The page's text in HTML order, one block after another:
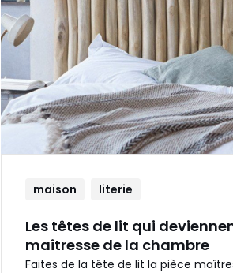
maison literie
Les têtes de lit qui
maîtresse de la chambre
Faites de la tête de lit la pièce